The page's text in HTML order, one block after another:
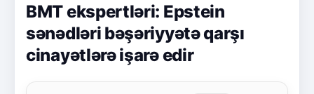
BMT ekspertləri: Epstein
sənədləri bəşəriyyətə qarşı
cinayətlərə işarə edir